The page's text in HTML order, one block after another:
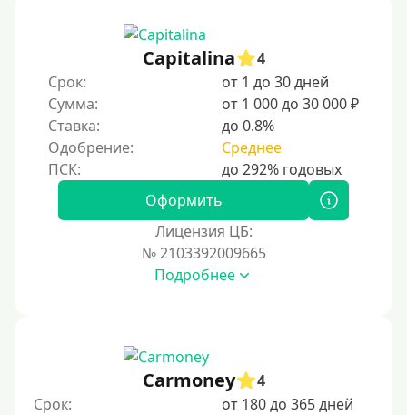
2500 руб
3000 руб
4000 руб
5000 руб
7000 руб
20000 руб
Capitalina
4
Срок:
от 1 до 30 дней
Сумма:
от 1 000 до 30 000 ₽
Ставка:
до 0.8%
Одобрение:
Среднее
Оформить
Лицензия ЦБ:
№ 2103392009665
Подробнее
Carmoney
4
Срок:
от 180 до 365 дней